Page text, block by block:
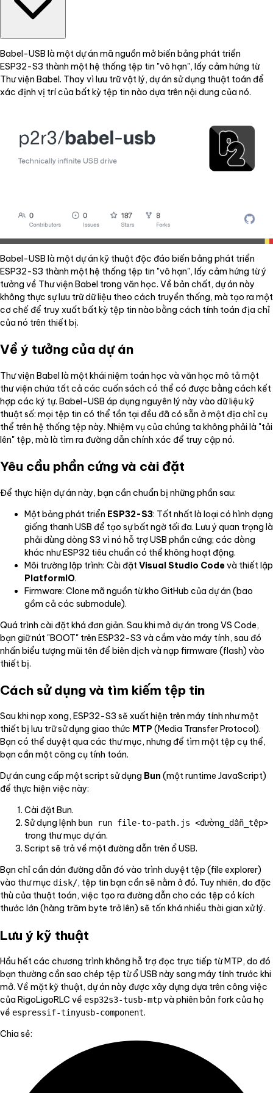
Babel-USB là một dự án mã nguồn mở biến bảng phát triển
ESP32-S3 thành một hệ thống tệp tin "vô hạn", lấy cảm hứng từ
Thư viện Babel. Thay vì lưu trữ vật lý, dự án sử dụng thuật toán để
xác định vị trí của bất kỳ tệp tin nào dựa trên nội dung của nó.
Babel-USB là một dự án kỹ thuật độc đáo biến bảng phát triển
ESP32-S3 thành một hệ thống tệp tin "vô hạn", lấy cảm hứng từ ý
tưởng về Thư viện Babel trong văn học. Về bản chất, dự án này
không thực sự lưu trữ dữ liệu theo cách truyền thống, mà tạo ra một
cơ chế để truy xuất bất kỳ tệp tin nào bằng cách tính toán địa chỉ
của nó trên thiết bị.
Về ý tưởng của dự án
Thư viện Babel là một khái niệm toán học và văn học mô tả một
thư viện chứa tất cả các cuốn sách có thể có được bằng cách kết
hợp các ký tự. Babel-USB áp dụng nguyên lý này vào dữ liệu kỹ
thuật số: mọi tệp tin có thể tồn tại đều đã có sẵn ở một địa chỉ cụ
thể trên hệ thống tệp này. Nhiệm vụ của chúng ta không phải là "tải
lên" tệp, mà là tìm ra đường dẫn chính xác để truy cập nó.
Yêu cầu phần cứng và cài đặt
Để thực hiện dự án này, bạn cần chuẩn bị những phần sau:
Một bảng phát triển ESP32-S3: Tốt nhất là loại có hình dạng
giống thanh USB để tạo sự bất ngờ tối đa. Lưu ý quan trọng là
phải dùng dòng S3 vì nó hỗ trợ USB phần cứng; các dòng
khác như ESP32 tiêu chuẩn có thể không hoạt động.
Môi trường lập trình: Cài đặt Visual Studio Codevà thiết lập
PlatformIO.
Firmware: Clone mã nguồn từ kho GitHub của dự án (bao
gồm cả các submodule).
Quá trình cài đặt khá đơn giản. Sau khi mở dự án trong VS Code,
bạn giữ nút "BOOT" trên ESP32-S3 và cắm vào máy tính, sau đó
nhấn biểu tượng mũi tên để biên dịch và nạp firmware (flash) vào
thiết bị.
Cách sử dụng và tìm kiếm tệp tin
Sau khi nạp xong, ESP32-S3 sẽ xuất hiện trên máy tính như một
thiết bị lưu trữ sử dụng giao thức MTP(Media Transfer Protocol).
Bạn có thể duyệt qua các thư mục, nhưng để tìm một tệp cụ thể,
bạn cần một công cụ tính toán.
Dự án cung cấp một script sử dụng Bun (một runtime JavaScript)
để thực hiện việc này:
Cài đặt Bun.
Sử dụng lệnh bun run file-to-path.js <đường_dẫn_tệp>
trong thư mục dự án.
Script sẽ trả về một đường dẫn trên ổ USB.
Bạn chỉ cần dán đường dẫn đó vào trình duyệt tệp (file explorer)
vào thư mục disk/, tệp tin bạn cần sẽ nằm ở đó. Tuy nhiên, do đặc
thù của thuật toán, việc tạo ra đường dẫn cho các tệp có kích
thước lớn (hàng trăm byte trở lên) sẽ tốn khá nhiều thời gian xử lý.
Lưu ý kỹ thuật
Hầu hết các chương trình không hỗ trợ đọc trực tiếp từ MTP, do đó
bạn thường cần sao chép tệp từ ổ USB này sang máy tính trước khi
mở. Về mặt kỹ thuật, dự án này được xây dựng dựa trên công việc
của RigoLigoRLC về esp32s3-tusb-mtpvà phiên bản fork của họ
về espressif-tinyusb-component.
Chia sẻ: